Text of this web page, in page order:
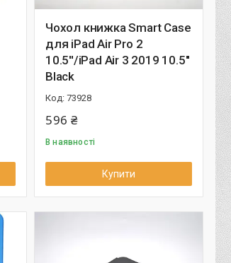
Чохол книжка Smart Case
для iPad Air Pro 2
10.5''/iPad Air 3 2019 10.5''
Black
73928
596 ₴
В наявності
Купити